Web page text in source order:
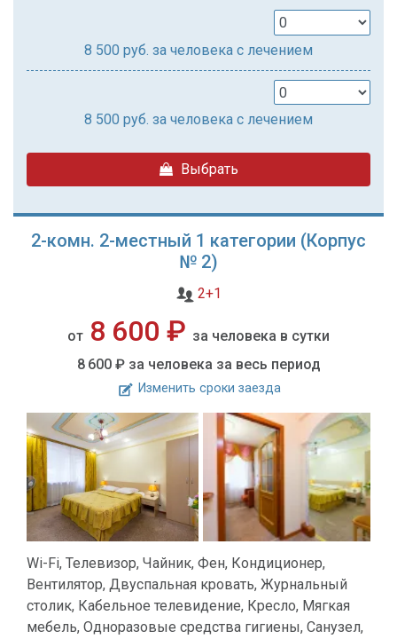
8 500 руб. за человека с лечением
8 500 руб. за человека с лечением
Выбрать
2-комн. 2-местный 1 категории (Корпус
№ 2)
2+1
от 8 600 ₽ за человека в сутки
8 600 ₽ за человека за весь период
Изменить сроки заезда
Wi-Fi, Телевизор, Чайник, Фен, Кондиционер,
Вентилятор, Двуспальная кровать, Журнальный
столик, Кабельное телевидение, Кресло, Мягкая
мебель, Одноразовые средства гигиены, Санузел,